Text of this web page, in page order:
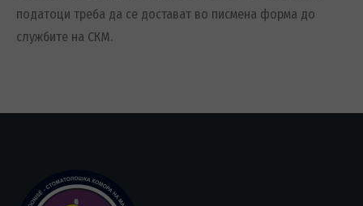
податоци треба да се достават во писмена форма до
службите на СКМ.